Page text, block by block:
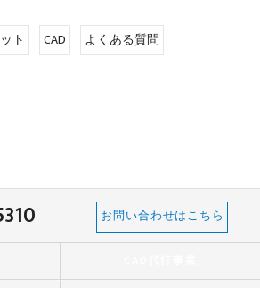
ト CAD よくある質問
お問い合わせはこちら